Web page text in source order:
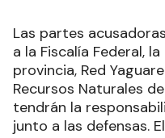
Las partes
a la Fiscalía Federal,
provincia, Red
Recursos Naturales
tendrán la
junto a las defensas.